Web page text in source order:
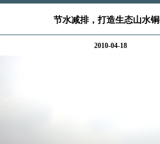
节水减排，打造生态山水
2010-04-18